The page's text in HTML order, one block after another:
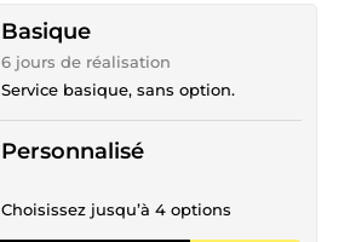
Basique
6 jours de réalisation
Service basique, sans option.
Personnalisé
Choisissez jusqu’à 4 options